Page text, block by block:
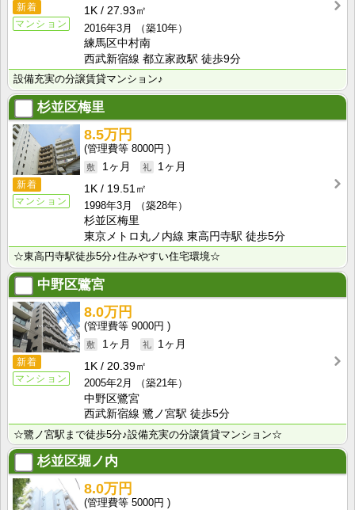
新着
マンション
1K
27.93㎡
2016年3月
（築10年）
練馬区中村南
西武新宿線 都立家政駅 徒歩9分
設備充実の分譲賃貸マンション♪
杉並区梅里
新着
マンション
8.5万円
8000円
1ヶ月
1ヶ月
1K
19.51㎡
1998年3月
（築28年）
杉並区梅里
東京メトロ丸ノ内線 東高円寺駅 徒歩5分
☆東高円寺駅徒歩5分♪住みやすい住宅環境☆
中野区鷺宮
新着
マンション
8.0万円
9000円
1ヶ月
1ヶ月
1K
20.39㎡
2005年2月
（築21年）
中野区鷺宮
西武新宿線 鷺ノ宮駅 徒歩5分
☆鷺ノ宮駅まで徒歩5分♪設備充実の分譲賃貸マンション☆
杉並区堀ノ内
8.0万円
5000円